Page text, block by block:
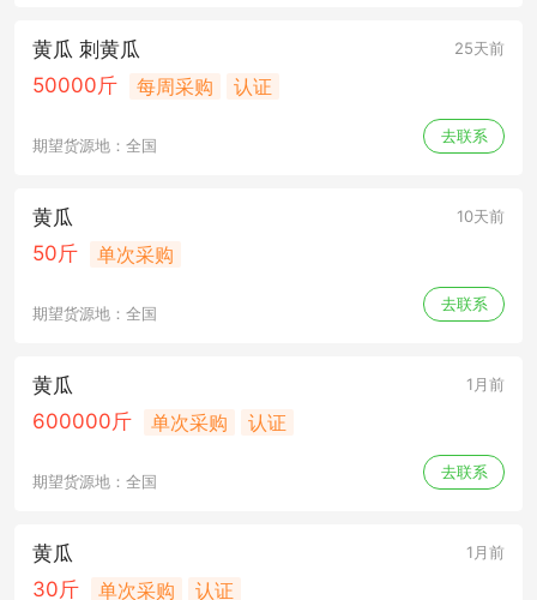
黄瓜 刺黄瓜 25天前
50000斤 每周采购 认证
期望货源地：全国
去联系
黄瓜 10天前
50斤 单次采购
期望货源地：全国
去联系
黄瓜 1月前
600000斤 单次采购 认证
期望货源地：全国
去联系
黄瓜 1月前
30斤 单次采购 认证